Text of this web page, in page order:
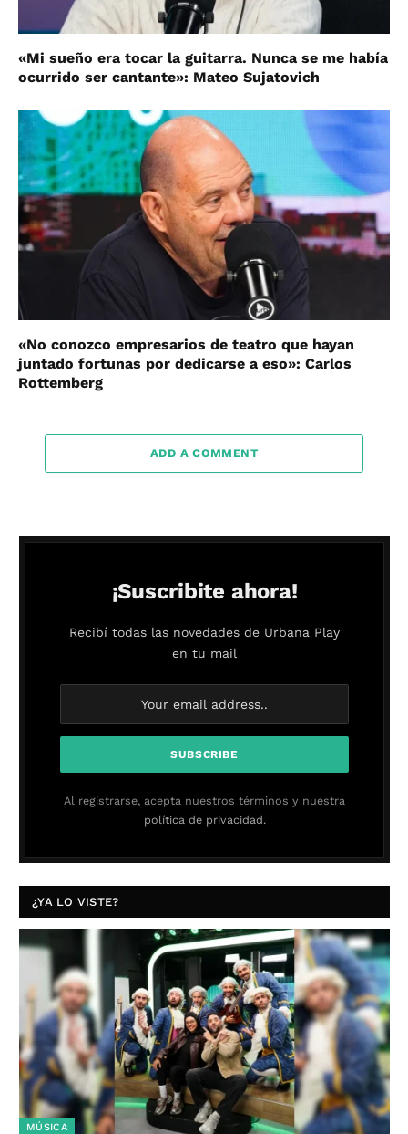
«Mi sueño era tocar la guitarra. Nunca se me había
ocurrido ser cantante»: Mateo Sujatovich
«No conozco empresarios de teatro que hayan
juntado fortunas por dedicarse a eso»: Carlos
Rottemberg
ADD A COMMENT
¡Suscribite ahora!
Recibí todas las novedades de Urbana Play
en tu mail
Al registrarse, acepta nuestros términos y nuestra
política de privacidad.
¿YA LO VISTE?
MÚSICA